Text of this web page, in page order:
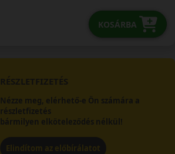
KOSÁRBA
RÉSZLETFIZETÉS
Nézze meg, elérhető-e Ön számára a
részletfizetés
bármilyen elköteleződés nélkül!
Elindítom az előbírálatot